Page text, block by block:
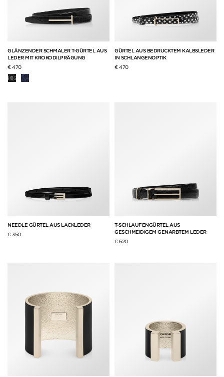
GLÄNZENDER SCHMALER T-GÜRTEL AUS
LEDER MIT KROKODILPRÄGUNG
€ 470
GÜRTEL AUS BEDRUCKTEM KALBSLEDER
IN SCHLANGENOPTIK
€ 470
NEEDLE GÜRTEL AUS LACKLEDER
€ 350
T-SCHLAUFENGÜRTEL AUS
GESCHMEIDIGEM GENARBTEM LEDER
€ 620